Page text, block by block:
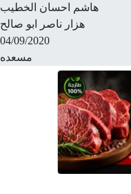
هاشم احسان الخطيب
هزار ناصر ابو صالح
04/09/2020
مسعده